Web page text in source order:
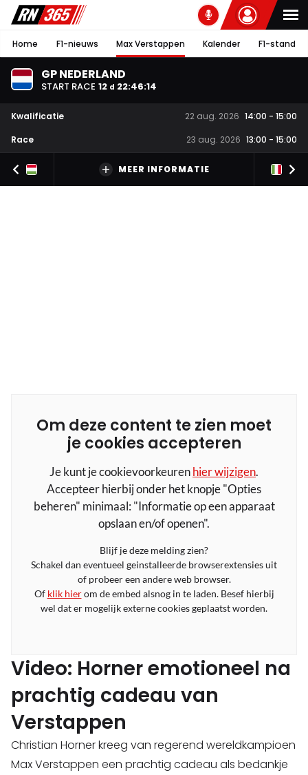
Home F1-nieuws Max Verstappen Kalender F1-stand
GP NEDERLAND
START RACE 12 d 22:46:13
Kwalificatie 22 aug. 2026 14:00 - 15:00
Race
23 aug. 2026 13:00 - 15:00
MEER INFORMATIE
Om deze content te zien moet
je cookies accepteren
Je kunt je cookievoorkeurenhier wijzigen.
Accepteer hierbij onder het knopje "Opties
beheren" minimaal: "Informatie op een apparaat
opslaan en/of openen".
Blijf je deze melding zien?
Schakel dan eventueel geinstalleerde browserextensies uit
of probeer een andere web browser.
Of klik hierom de embed alsnog in te laden. Besef hierbij
wel dat er mogelijk externe cookies geplaatst worden.
Video: Horner emotioneel na
prachtig cadeau van
Verstappen
Christian Horner kreeg van regerend wereldkampioen
Max Verstappen een prachtig cadeau als bedankje